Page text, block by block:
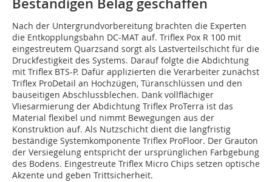
Beständigen Belag geschaffen
Nach der Untergrundvorbereitung brachten die Experten
die Entkopplungsbahn DC-MAT auf. Triflex Pox R 100 mit
eingestreutem Quarzsand sorgt als Lastverteilschicht für die
Druckfestigkeit des Systems. Darauf folgte die Abdichtung
mit Triflex BTS-P. Dafür applizierten die Verarbeiter zunächst
Triflex ProDetail an Hochzügen, Türanschlüssen und den
bauseitigen Abschlussblechen. Dank vollflächiger
Vliesarmierung der Abdichtung Triflex ProTerra ist das
Material flexibel und nimmt Bewegungen aus der
Konstruktion auf. Als Nutzschicht dient die langfristig
beständige Systemkomponente Triflex ProFloor. Der Grauton
der Versiegelung entspricht der ursprünglichen Farbgebung
des Bodens. Eingestreute Triflex Micro Chips setzen optische
Akzente und geben Trittsicherheit.